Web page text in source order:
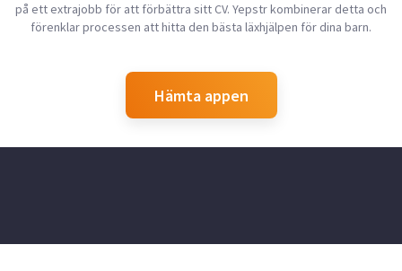
på ett extrajobb för att förbättra sitt CV. Yepstr kombinerar detta och
förenklar processen att hitta den bästa läxhjälpen för dina barn.
Hämta appen